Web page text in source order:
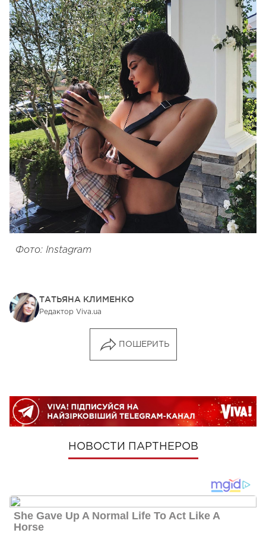
Фото: Instagram
ТАТЬЯНА КЛИМЕНКО
Редактор Viva.ua
ПОШЕРИТЬ
НОВОСТИ ПАРТНЕРОВ